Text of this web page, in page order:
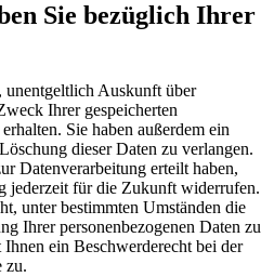
Sie bezüglich Ihrer
unentgeltlich Auskunft über
Ihrer gespeicherten
Sie haben außerdem ein
dieser Daten zu verlangen.
Datenverarbeitung erteilt haben,
jederzeit für die Zukunft widerrufen.
unter bestimmten Umständen die
Ihrer personenbezogenen Daten zu
ein Beschwerderecht bei der
zu.